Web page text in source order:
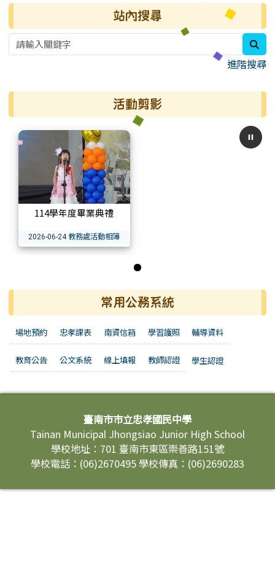
右邊區域內容 站內搜尋
進階搜尋
活動剪影
114學年度畢業典禮
2026-06-24 教務處活動相簿
常用公務系統
場地預約 忠孝課表 南資信箱 學習護照 輔導資料
教育公告 公文系統 線上填報 教師認證 學生認證
頁尾區域內容臺南市市立忠孝國民中學
Tainan Municipal Jhongsiao Junior High School
學校地址：701 臺南市東區崇善路151號
學校電話：(06)2670495 學校傳真：(06)2690283